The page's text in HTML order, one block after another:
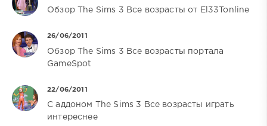
Обзор The Sims 3 Все возрасты от El33Tonline
26/06/2011
Обзор The Sims 3 Все возрасты портала
GameSpot
22/06/2011
С аддоном The Sims 3 Все возрасты играть
интереснее